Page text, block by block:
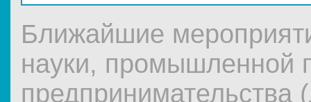
Ближайшие
науки, промышленной